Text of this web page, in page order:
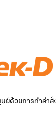
ย์ด้วยการทำคำสั่